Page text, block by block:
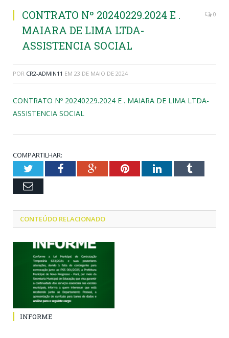
CONTRATO Nº 20240229.2024 E .
MAIARA DE LIMA LTDA-
ASSISTENCIA SOCIAL
0
POR CR2-ADMIN11 EM 23 DE MAIO DE 2024
CONTRATO Nº 20240229.2024 E . MAIARA DE LIMA LTDA-
ASSISTENCIA SOCIAL
COMPARTILHAR:
TwitterFacebookGoogle+PinterestLinkedInTumblr
Email
CONTEÚDO RELACIONADO
INFORME